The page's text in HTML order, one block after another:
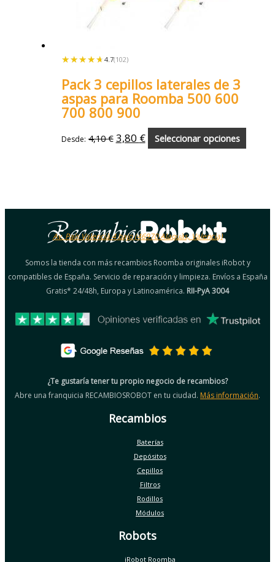
★★★★★
★★★★★ 4.7(102)
Pack 3 cepillos laterales de 3
aspas para Roomba 500 600
700 800 900
Desde: 4,10€ 3,80 € Seleccionar opciones
Av. País Valencià 4 bajo (46970 Alaquàs, Valencia)
Somos la tienda con más recambios Roomba originales iRobot y
compatibles de España. Servicio de reparación y limpieza. Envíos a España
Gratis* 24/48h, Europa y Latinoamérica. RII-PyA 3004
¿Te gustaría tener tu propio negocio de recambios?
Abre una franquicia RECAMBIOSROBOT en tu ciudad. Más información.
Recambios
Baterías
Depósitos
Cepillos
Filtros
Rodillos
Módulos
Robots
iRobot Roomba